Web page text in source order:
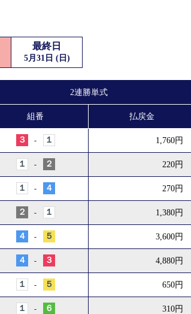
最終日
5月31日 (日)
2連勝単式
組番 払戻金
３ - １ 1,760円
１ - ２ 220円
１ - ４ 270円
２ - １ 1,380円
４ - ５ 3,600円
４ - ３ 4,880円
１ - ５ 650円
１ - ６ 310円